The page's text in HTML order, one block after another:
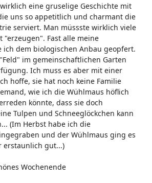
wirklich eine gruselige Geschichte mit
uns so appetitlich und charmant die
serviert. Man müssste wirklich viele
"erzeugen". Fast alle meine
ich dem biologischen Anbau geopfert.
im gemeinschaftlichen Garten
Ich muss es aber mit einer
hoffe, sie hat noch keine Familie
wie ich die Wühlmaus höflich
könnte, dass sie doch
Tulpen und Schneeglöckchen kann
(Im Herbst habe ich die
und der Wühlmaus ging es
erstaunlich gut...)
Wochenende